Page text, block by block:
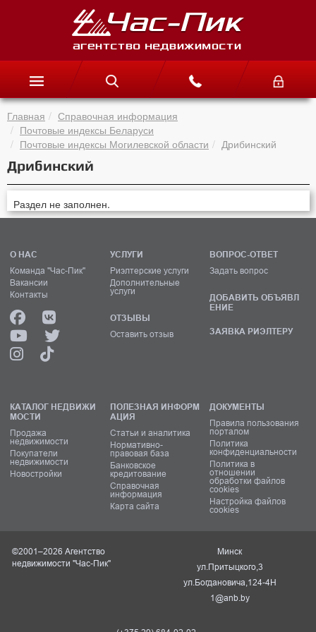
Главная
Справочная информация
Почтовые индексы Беларуси
Почтовые индексы Могилевской области
Дрибинский
Дрибинский
Раздел не заполнен.
О НАС
Команда "Час-Пик"
Вакансии
Контакты
УСЛУГИ
Риэлтерские услуги
Дополнительные
услуги
ОТЗЫВЫ
Оставить отзыв
ВОПРОС-ОТВЕТ
Задать вопрос
ДОБАВИТЬ ОБЪЯВЛ
ЕНИЕ
ЗАЯВКА РИЭЛТЕРУ
КАТАЛОГ НЕДВИЖИ
МОСТИ
Продажа
недвижимости
Покупатели
недвижимости
Новостройки
ПОЛЕЗНАЯ ИНФОРМ
АЦИЯ
Статьи и аналитика
Нормативно-
правовая база
Банковское
кредитование
Справочная
информация
Карта сайта
ДОКУМЕНТЫ
Правила пользования
порталом
Политика
конфиденциальности
Политика в
отношении
обработки файлов
cookies
Настройка файлов
cookies
©2001–2026 Агентство
недвижимости "Час-Пик"
Минск
ул.Притыцкого,3
ул.Богдановича,124-4Н
1@anb.by